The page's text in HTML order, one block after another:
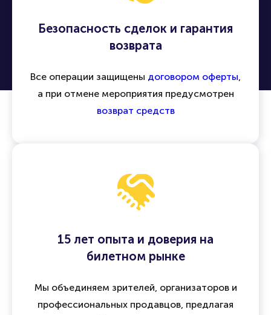
Безопасность сделок и гарантия
возврата
Все операции защищены договором оферты,
а при отмене мероприятия предусмотрен
возврат средств
15 лет опыта и доверия на
билетном рынке
Мы объединяем зрителей, организаторов и
профессиональных продавцов, предлагая